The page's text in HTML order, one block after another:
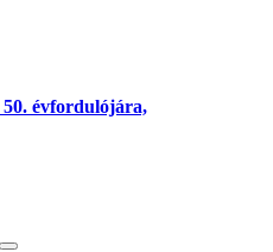
50. évfordulójára,